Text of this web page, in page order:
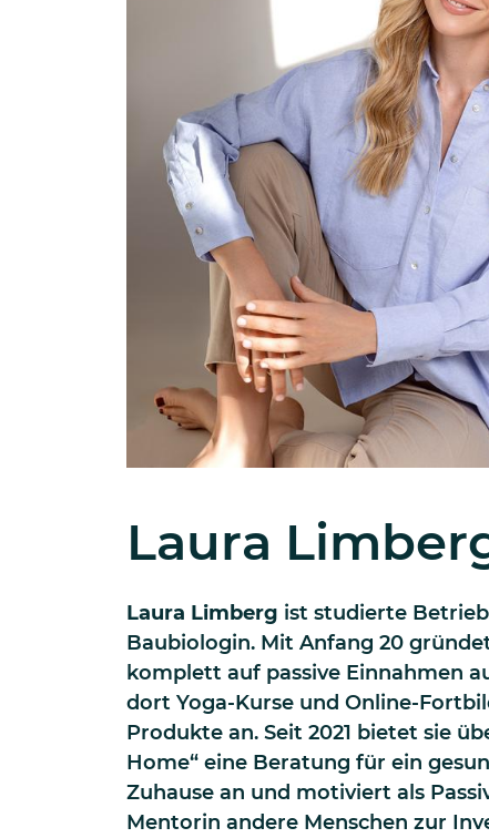
Laura
Laura Limberg ist studierte
Baubiologin. Mit Anfang 20
komplett auf passive Einnahmen
dort Yoga-Kurse und Online-
Produkte an. Seit 2021 bietet sie
Home“ eine Beratung für ein
Zuhause an und motiviert als
Mentorin andere Menschen zur